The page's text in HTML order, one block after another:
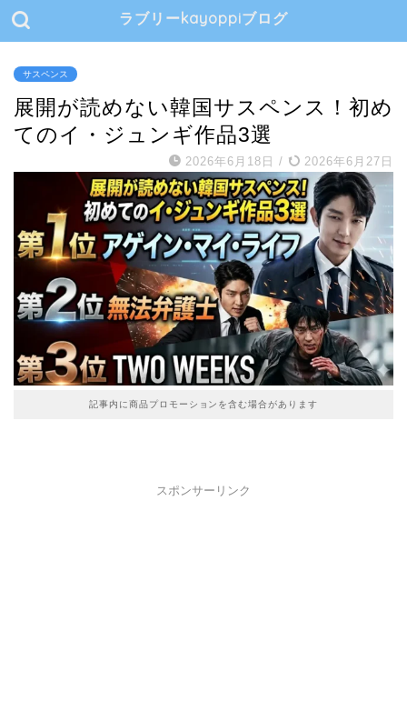
ラブリーkayoppiブログ
サスペンス
展開が読めない韓国サスペンス！初め
てのイ・ジュンギ作品3選
2026年6月18日 / 2026年6月27日
記事内に商品プロモーションを含む場合があります
スポンサーリンク